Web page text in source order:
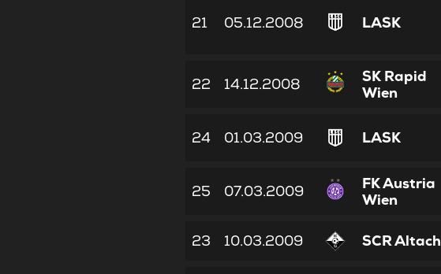
21 05.12.2008 LASK
22 14.12.2008
SK Rapid
Wien
24 01.03.2009 LASK
25 07.03.2009
FK Austria
Wien
23 10.03.2009 SCR Altach